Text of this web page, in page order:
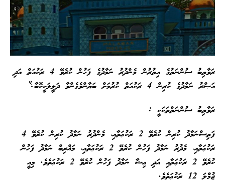
ރަވާތިބު ސުންނަތުގެ އިތުރުން މެންދުރު ނަމާދުގެ ފަހުން ކުރެވޭ 4 ރަކުއަތް އަދި
އަޞްރު ނަމާދުގެ ކުރިން 4 ރަކުއަތް ކުރުމަށް ބަޔާންވެގެންވާ ދަލީލަކީކޮބާ؟
ރަވާތިބު ސުންނަތްތަކަކީ :
ފަތިސްނަމާދު ކުރިން ކުރެވޭ 2 ރަކުޢަތާއި، މެންދުރު ނަމާދު ކުރިން ކުރެވޭ 4
ރަކުޢަތާއި، މެދުރު ނަމާދު ފަހުން ކުރެވޭ 2 ރަކުޢަތާއި، މަޣްރިބް ނަމާދު ފަހުން
ކުރެވޭ 2 ރަކުޢަތާއި އަދި ޢިޝާ ނަމާދު ފަހުން ކުރެވޭ 2 ރަކުޢަތެވެ. މިއީ
ޖުމްލަ 12 ރަކުޢަތެވެ.